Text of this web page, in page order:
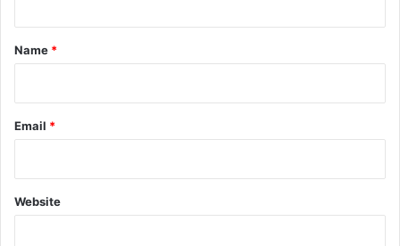
*
Name *
Email *
Website